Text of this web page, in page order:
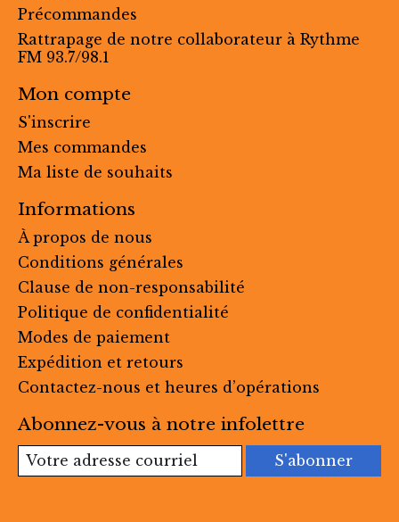
Précommandes
Rattrapage de notre collaborateur à Rythme
FM 93.7/98.1
Mon compte
S'inscrire
Mes commandes
Ma liste de souhaits
Informations
À propos de nous
Conditions générales
Clause de non-responsabilité
Politique de confidentialité
Modes de paiement
Expédition et retours
Contactez-nous et heures d’opérations
Abonnez-vous à notre infolettre
S'abonner